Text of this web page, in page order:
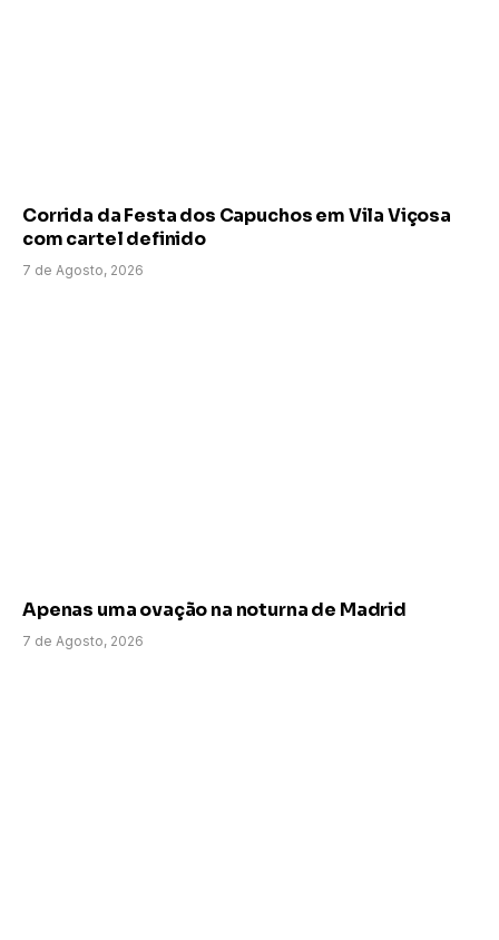
Corrida da Festa dos Capuchos em Vila Viçosa
com cartel definido
7 de Agosto, 2026
Apenas uma ovação na noturna de Madrid
7 de Agosto, 2026